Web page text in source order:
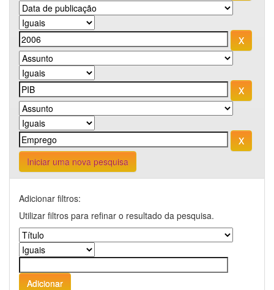
Iniciar uma nova pesquisa
Adicionar filtros:
Utilizar filtros para refinar o resultado da pesquisa.